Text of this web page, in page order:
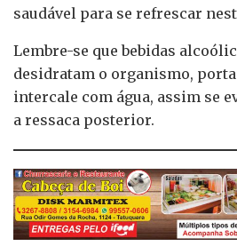
saudável para se refrescar
Lembre-se que bebidas
desidratam o organismo,
intercale com água, assim se
a ressaca posterior.